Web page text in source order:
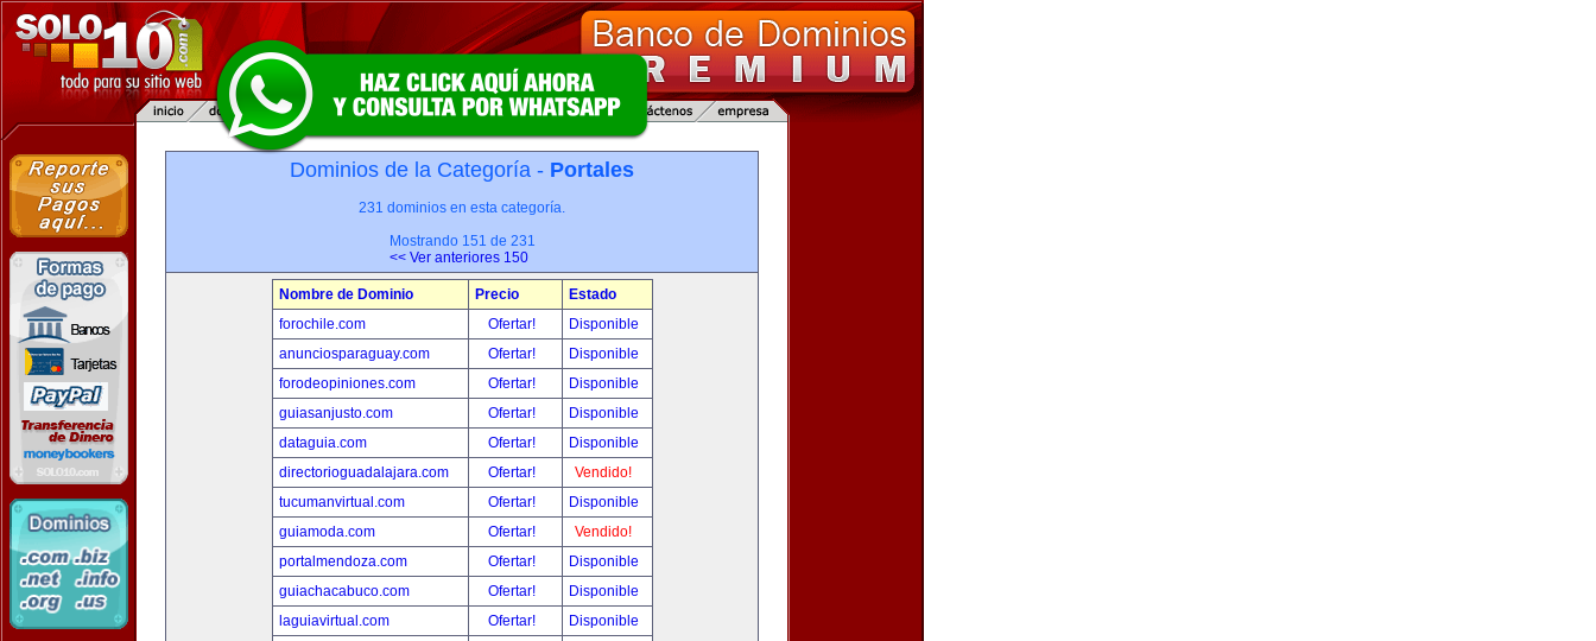
Dominios de la Categoría - Portales
231 dominios en esta categoría.
Mostrando 151 de 231
<< Ver anteriores 150
Nombre de Dominio Precio
Estado
forochile.com
Ofertar!
Disponible
anunciosparaguay.com
Ofertar!
Disponible
forodeopiniones.com
Ofertar!
Disponible
guiasanjusto.com
Ofertar!
Disponible
dataguia.com
Ofertar!
Disponible
directorioguadalajara.com
Ofertar!
Vendido!
tucumanvirtual.com
Ofertar!
Disponible
guiamoda.com
Ofertar!
Vendido!
portalmendoza.com
Ofertar!
Disponible
guiachacabuco.com
Ofertar!
Disponible
laguiavirtual.com
Ofertar!
Disponible